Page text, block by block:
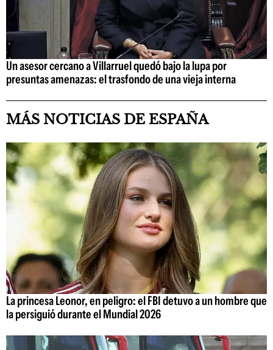
Un asesor cercano a Villarruel quedó bajo la lupa por
presuntas amenazas: el trasfondo de una vieja interna
MÁS NOTICIAS DE ESPAÑA
La princesa Leonor, en peligro: el FBI detuvo a un hombre que
la persiguió durante el Mundial 2026